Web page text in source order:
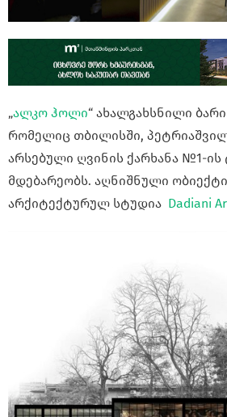
„ალკო ჰოლი“ ახალგახსნილი
რომელიც თბილისში,
არსებული ღვინის ქარხანა №1-
მდებარეობს. აღნიშნული
არქიტექტურულ სტუდია Dadiani